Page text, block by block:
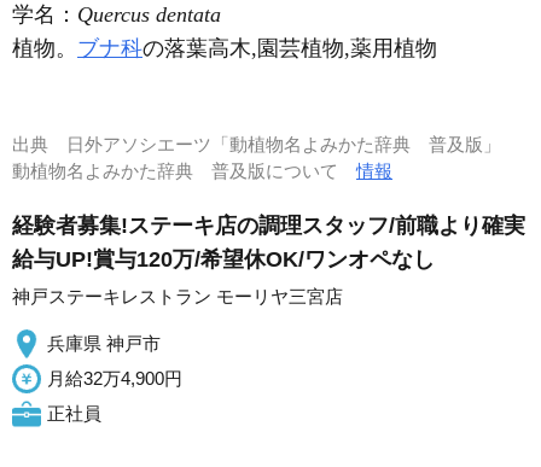
学名： Quercus dentata
植物。 ブナ科の落葉高木,園芸植物,薬用植物
出典
日外アソシエーツ「動植物名よみかた辞典 普及版」
動植物名よみかた辞典 普及版について情報
経験者募集!ステーキ店の調理スタッフ/前職より確実
給与UP!賞与120万/希望休OK/ワンオペなし
神戸ステーキレストラン モーリヤ三宮店
兵庫県 神戸市
月給32万4,900円
正社員